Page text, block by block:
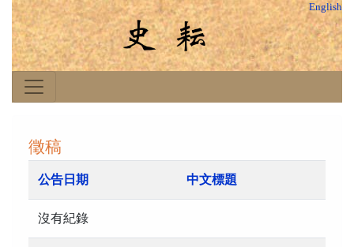
English
徵稿
公告日期 中文標題
沒有紀錄